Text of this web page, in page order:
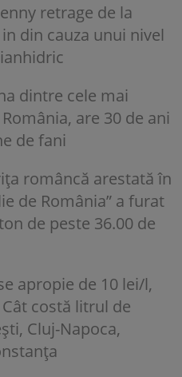
retrage de la
din cauza unui nivel
dintre cele mai
are 30 de ani
de fani
româncă arestată în
de România” a furat
de peste 36.00 de
apropie de 10 lei/l,
costă litrul de
Cluj-Napoca,